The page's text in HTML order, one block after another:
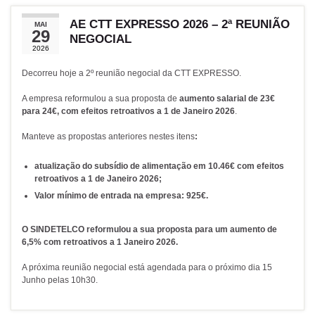
MAI
29
2026
AE CTT EXPRESSO 2026 – 2ª REUNIÃO
NEGOCIAL
Decorreu hoje a 2º reunião negocial da CTT EXPRESSO.
A empresa reformulou a sua proposta de aumento salarial de 23€
para 24€, com efeitos retroativos a 1 de Janeiro 2026.
Manteve as propostas anteriores nestes itens:
atualização do subsídio de alimentação em 10.46€ com efeitos
retroativos a 1 de Janeiro 2026;
Valor mínimo de entrada na empresa: 925€.
O SINDETELCO reformulou a sua proposta para um aumento de
6,5% com retroativos a 1 Janeiro 2026.
A próxima reunião negocial está agendada para o próximo dia 15
Junho pelas 10h30.